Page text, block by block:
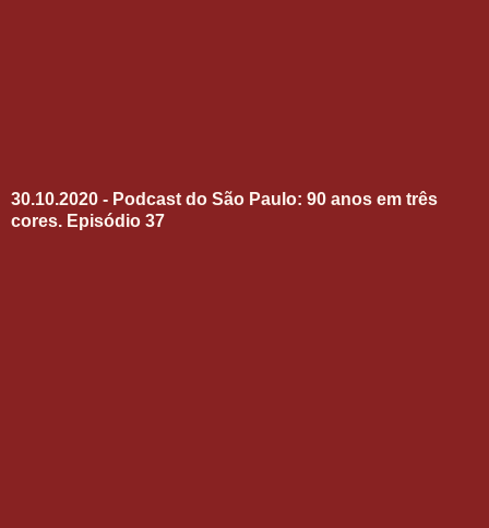
30.10.2020 - Podcast do São Paulo: 90 anos em três
cores. Episódio 37